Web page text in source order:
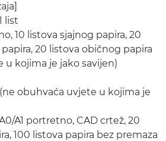
list
10 listova sjajnog papira, 20
20 listova običnog papira
u kojima je jako savijen)
(ne obuhvaća uvjete u kojima je
A1 portretno, CAD crtež, 20
100 listova papira bez premaza